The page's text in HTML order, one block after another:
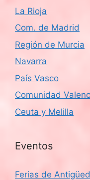
La Rioja
Com. de Madrid
Región de Murcia
Navarra
País Vasco
Comunidad
Ceuta y Melilla
Eventos
Ferias de